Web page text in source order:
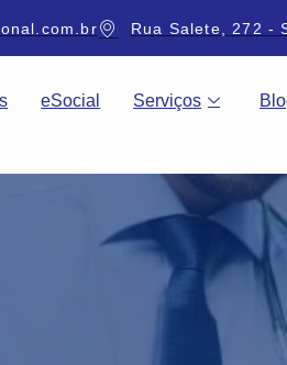
Rua Salete, 272 -
eSocial Serviços